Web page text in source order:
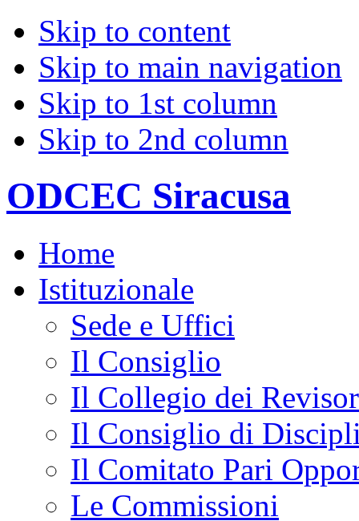
Skip to content
Skip to main navigation
Skip to 1st column
Skip to 2nd column
ODCEC Siracusa
Home
Istituzionale
Sede e Uffici
Il Consiglio
Il Collegio dei
Il Consiglio di
Il Comitato Pari
Le Commissioni